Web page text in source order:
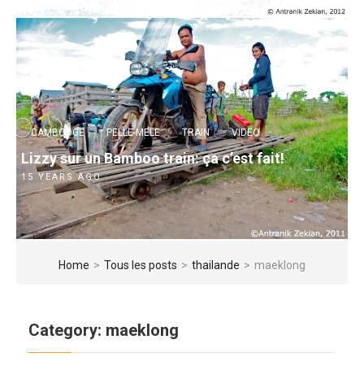
CAMBODGE PELLE-MELE TRAIN VIDEO
Lizzy sur un Bamboo train: ça c’est fait!
15 YEARS AGO
Home > Tous les posts > thailande > maeklong
Category: maeklong